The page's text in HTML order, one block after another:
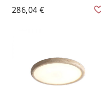
de lucita floral de piedra
para uso residencial,
286,04 €